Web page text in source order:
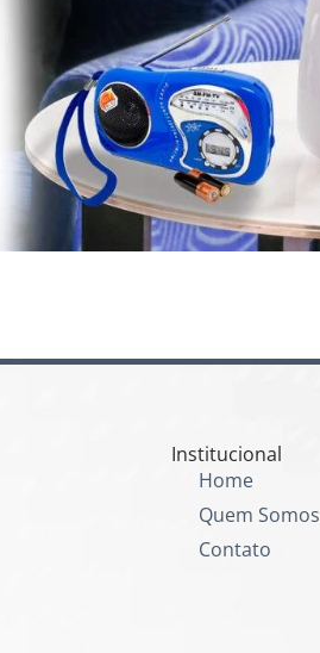
Institucional
Home
Quem Somos
Contato